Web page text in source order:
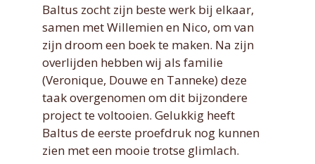
Baltus zocht zijn beste werk bij elkaar,
samen met Willemien en Nico, om van
zijn droom een boek te maken. Na zijn
overlijden hebben wij als familie
(Veronique, Douwe en Tanneke) deze
taak overgenomen om dit bijzondere
project te voltooien. Gelukkig heeft
Baltus de eerste proefdruk nog kunnen
zien met een mooie trotse glimlach.